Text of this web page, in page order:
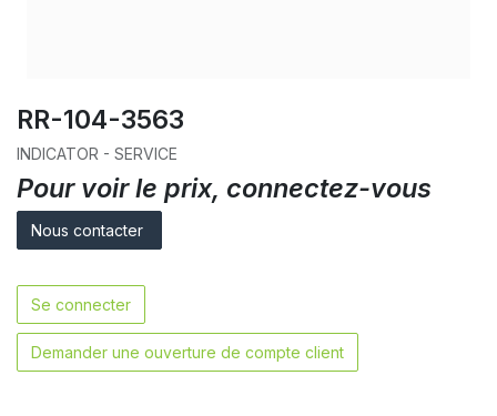
RR-104-3563
INDICATOR - SERVICE
Pour voir le prix, connectez-vous
Nous contacter
Se connecter
Demander une ouverture de compte client